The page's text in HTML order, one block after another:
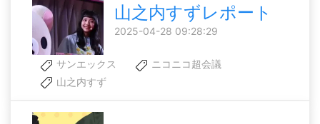
山之内すずレポート
2025-04-28 09:28:29
サンエックス
ニコニコ超会議
山之内すず